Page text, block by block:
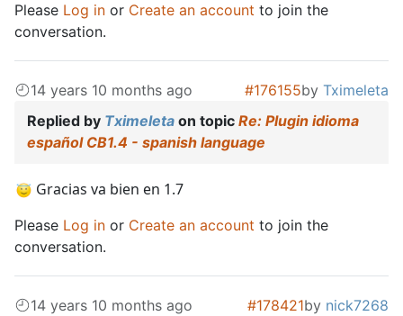
Please Log in or Create an account to join the
conversation.
14 years 10 months ago #176155by Tximeleta
Replied by Tximeleta on topic Re: Plugin idioma
español CB1.4 - spanish language
Gracias va bien en 1.7
Please Log in or Create an account to join the
conversation.
14 years 10 months ago #178421by nick7268